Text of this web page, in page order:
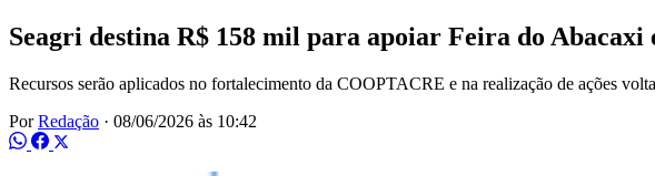
Seagri destina R$ 158 mil para apoiar Feira do Abacaxi
Recursos serão aplicados no fortalecimento da COOPTACRE e na realização de ações
PorRedação · 08/06/2026 às 10:42